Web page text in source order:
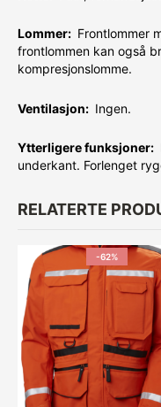
Lommer: Frontlommer
frontlommen kan også
kompresjonslomme.
Ventilasjon: Ingen.
Ytterligere funksjoner:
underkant. Forlenget
RELATERTE
-62%